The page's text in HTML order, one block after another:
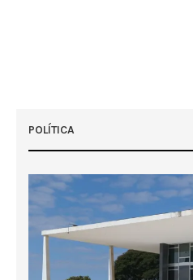
POLÍTICA